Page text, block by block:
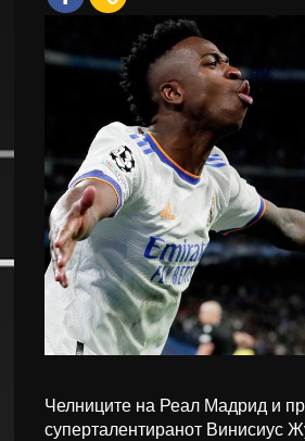
Челниците на Реал Мадрид и
суперталентиранот Винисиус